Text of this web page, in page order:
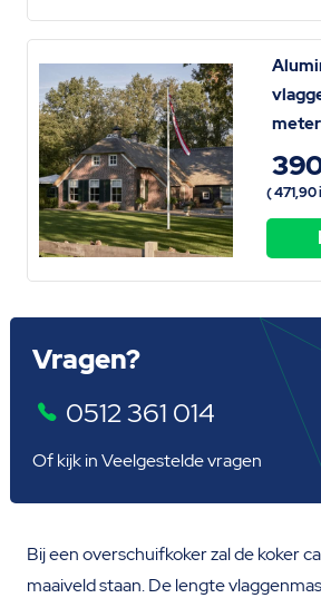
(471,90
Vragen?
0512 361 014
Of kijk inVeelgestelde vragen
Bij een overschuifkoker zal de koker
maaiveld staan. De lengte